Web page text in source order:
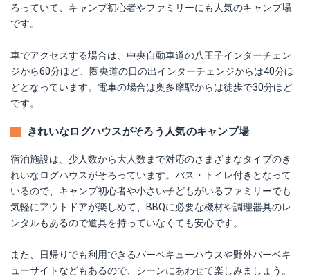
ろっていて、キャンプ初心者やファミリーにも人気のキャンプ場
です。
車でアクセスする場合は、中央自動車道の八王子インターチェン
ジから60分ほど、圏央道の日の出インターチェンジからは40分ほ
どとなっています。電車の場合は奥多摩駅からは徒歩で30分ほど
です。
きれいなログハウスがそろう人気のキャンプ場
宿泊施設は、少人数から大人数まで対応のさまざまなタイプのき
れいなログハウスがそろっています。バス・トイレ付きとなって
いるので、キャンプ初心者や小さい子どもがいるファミリーでも
気軽にアウトドアが楽しめて、BBQに必要な機材や調理器具のレ
ンタルもあるので道具を持っていなくても安心です。
また、日帰りでも利用できるバーベキューハウスや野外バーベキ
ューサイトなどもあるので、シーンにあわせて楽しみましょう。